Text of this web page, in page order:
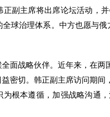
正副主席将出席论坛活动，
全球治理体系。中方也愿与
面战略伙伴。近年来，在
密切。韩正副主席访问期
根本遵循，加强战略沟通